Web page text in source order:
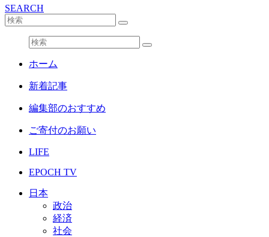
SEARCH
ホーム
新着記事
編集部のおすすめ
ご寄付のお願い
LIFE
EPOCH TV
日本
政治
経済
社会